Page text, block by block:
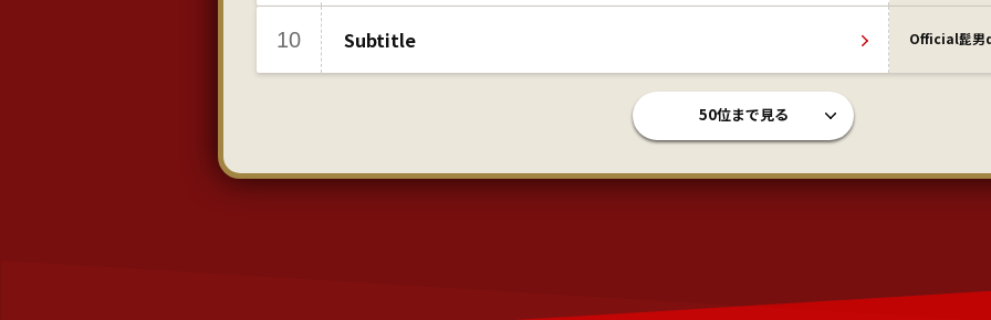
10 Subtitle Official髭男
50位まで見る